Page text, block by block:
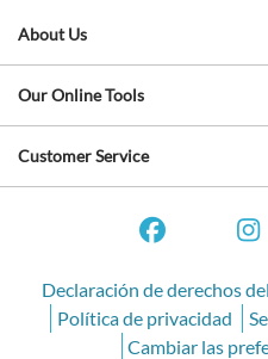
About Us
Our Online Tools
Customer Service
Declaración de derechos
Política de privacidad
Cambiar las